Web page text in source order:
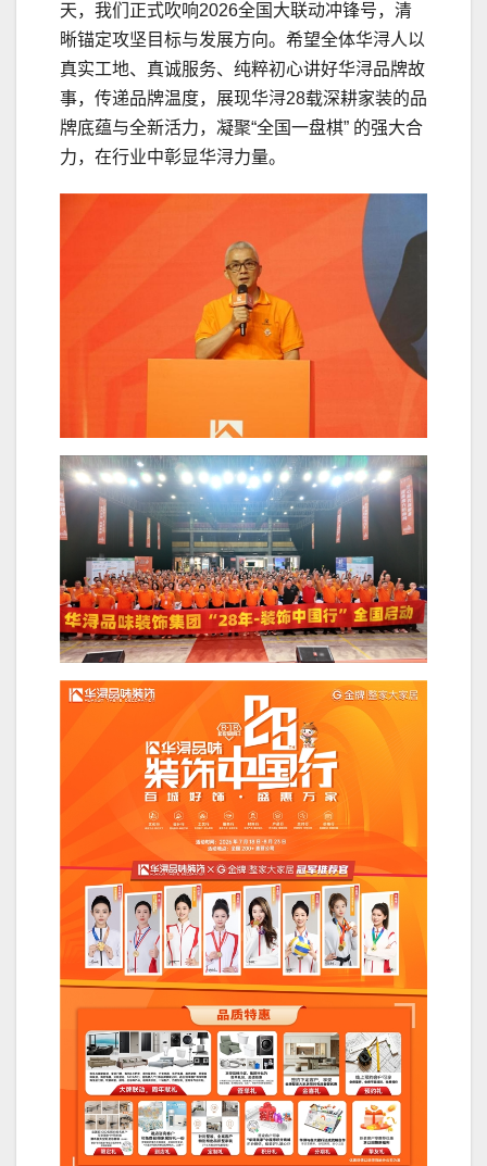
天，我们正式吹响2026全国大联动冲锋号，清
晰锚定攻坚目标与发展方向。希望全体华浔人以
真实工地、真诚服务、纯粹初心讲好华浔品牌故
事，传递品牌温度，展现华浔28载深耕家装的品
牌底蕴与全新活力，凝聚“全国一盘棋” 的强大合
力，在行业中彰显华浔力量。